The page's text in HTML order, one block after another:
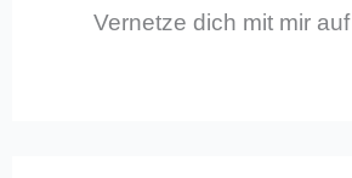
Vernetze dich mit mir auf